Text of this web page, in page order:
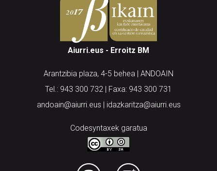
Aiurri.eus - Erroitz BM
Arantzibia plaza, 4-5 behea | ANDOAIN
Tel.: 943 300 732 | Faxa: 943 300 731
andoain@aiurri.eus | idazkaritza@aiurri.eus
Codesyntaxek garatua